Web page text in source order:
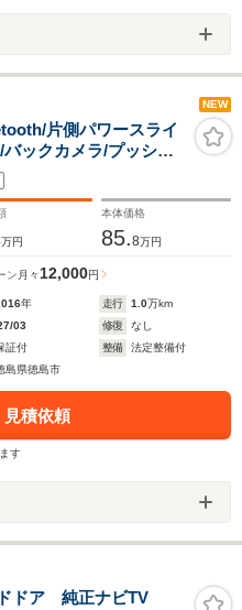
NEW
片側パワースライ
ックカメラ/プッシュ
/アイドリングストッ
証書
万円
本体価格
85.8万円
ン 月々 12,000円
年 走行 1.0万km
03 修復
なし
証付 整備
法定整備付
島県徳島市
積依頼
す
ドア 純正ナビTV